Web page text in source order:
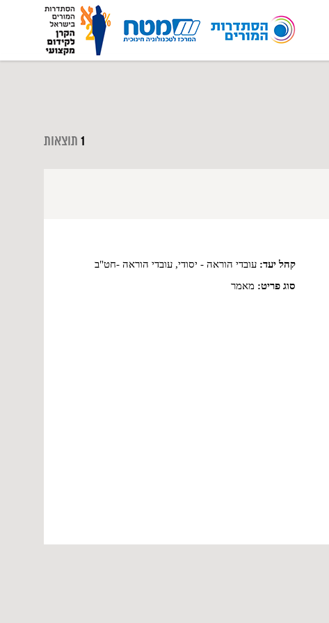
1 תוצאות
קהל יעד:עובדי הוראה - יסודי, עובדי הוראה -חט"ב
סוג פריט: מאמר